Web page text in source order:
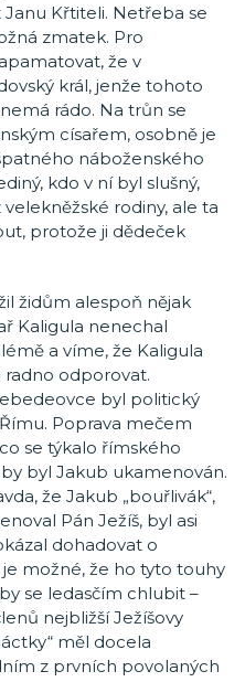
Křtiteli. Netřeba se
zmatek. Pro
že v
král, jenže tohoto
rádo. Na trůn se
císařem, osobně je
náboženského
kdo v ní byl slušný,
rodiny, ale ta
protože ji dědeček
židům alespoň nějak
Kaligula nenechal
a víme, že Kaligula
odporovat.
byl politický
Poprava mečem
se týkalo římského
byl Jakub ukamenován.
že Jakub „bouřlivák“,
Pán Ježíš, byl asi
dohadovat o
je možné, že ho tyto touhy
se ledasčím chlubit –
nejbližší Ježíšovy
měl docela
z prvních povolaných